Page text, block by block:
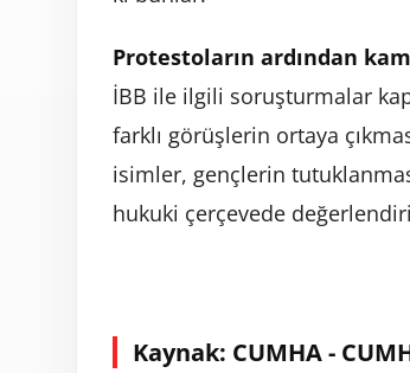
Protestoların ardından
İBB ile ilgili soruşturmalar
farklı görüşlerin ortaya
isimler, gençlerin
hukuki çerçevede
Kaynak: CUMHA -